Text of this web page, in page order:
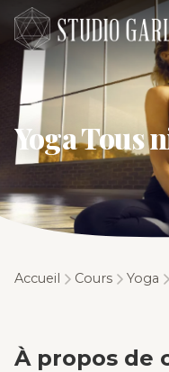
Yoga Tous
Accueil Cours Yoga
À propos de